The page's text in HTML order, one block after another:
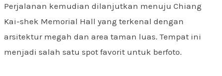
Perjalanan kemudian dilanjutkan menuju Chiang
Kai-shek Memorial Hall yang terkenal dengan
arsitektur megah dan area taman luas. Tempat ini
menjadi salah satu spot favorit untuk berfoto.